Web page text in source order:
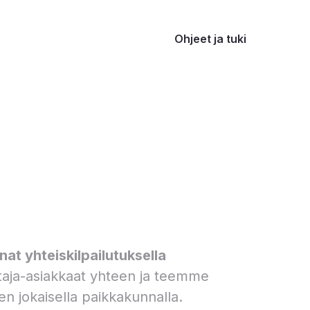
Ohjeet ja tuki
yhteiskilpailutuksella
asiakkaat yhteen ja teemme
jokaisella paikkakunnalla.